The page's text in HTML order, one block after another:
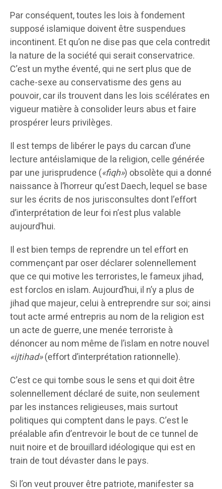
Par conséquent, toutes les lois à fondement
supposé islamique doivent être suspendues
incontinent. Et qu’on ne dise pas que cela contredit
la nature de la société qui serait conservatrice.
C’est un mythe éventé, qui ne sert plus que de
cache-sexe au conservatisme des gens au
pouvoir, car ils trouvent dans les lois scélérates en
vigueur matière à consolider leurs abus et faire
prospérer leurs privilèges.
Il est temps de libérer le pays du carcan d’une
lecture antéislamique de la religion, celle générée
par une jurisprudence («fiqh») obsolète qui a donné
naissance à l’horreur qu’est Daech, lequel se base
sur les écrits de nos jurisconsultes dont l’effort
d’interprétation de leur foi n’est plus valable
aujourd’hui.
Il est bien temps de reprendre un tel effort en
commençant par oser déclarer solennellement
que ce qui motive les terroristes, le fameux jihad,
est forclos en islam. Aujourd’hui, il n’y a plus de
jihad que majeur, celui à entreprendre sur soi; ainsi
tout acte armé entrepris au nom de la religion est
un acte de guerre, une menée terroriste à
dénoncer au nom même de l’islam en notre nouvel
«ijtihad»(effort d’interprétation rationnelle).
C’est ce qui tombe sous le sens et qui doit être
solennellement déclaré de suite, non seulement
par les instances religieuses, mais surtout
politiques qui comptent dans le pays. C’est le
préalable afin d’entrevoir le bout de ce tunnel de
nuit noire et de brouillard idéologique qui est en
train de tout dévaster dans le pays.
Si l’on veut prouver être patriote, manifester sa